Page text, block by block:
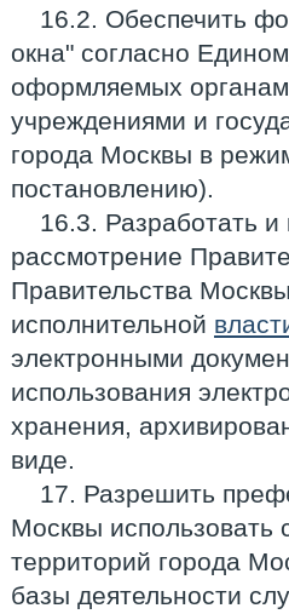
16.2. Обеспечить
окна" согласно
оформляемых
учреждениями и
города Москвы в
постановлению).
16.3. Разработать и
рассмотрение
Правительства
исполнительной
электронными
использования
хранения,
виде.
17. Разрешить
Москвы использовать
территорий города
базы деятельности